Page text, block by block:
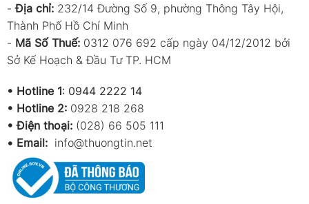
-Địa chỉ: 232/14 Đường Số 9, phường Thông Tây Hội,
Thành Phố Hồ Chí Minh
- Mã Số Thuế: 0312 076 692 cấp ngày 04/12/2012 bởi
Sở Kế Hoạch & Đầu Tư TP. HCM
• Hotline 1: 0944 2222 14
• Hotline 2: 0928 218 268
• Điện thoại: (028) 66 505 111
• Email: info@thuongtin.net